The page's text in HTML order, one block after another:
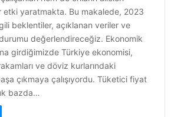
etki yaratmakta. Bu makalede, 2023
beklentiler, açıklanan veriler ve
değerlendireceğiz. Ekonomik
girdiğimizde Türkiye ekonomisi,
ve döviz kurlarındaki
çıkmaya çalışıyordu. Tüketici fiyat
bazda…